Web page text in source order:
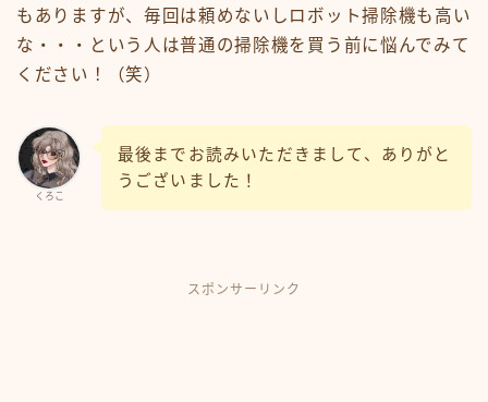
もありますが、毎回は頼めないしロボット掃除機も高い
な・・・という人は普通の掃除機を買う前に悩んでみて
ください！（笑）
くろこ
最後までお読みいただきまして、ありがと
うございました！
スポンサーリンク